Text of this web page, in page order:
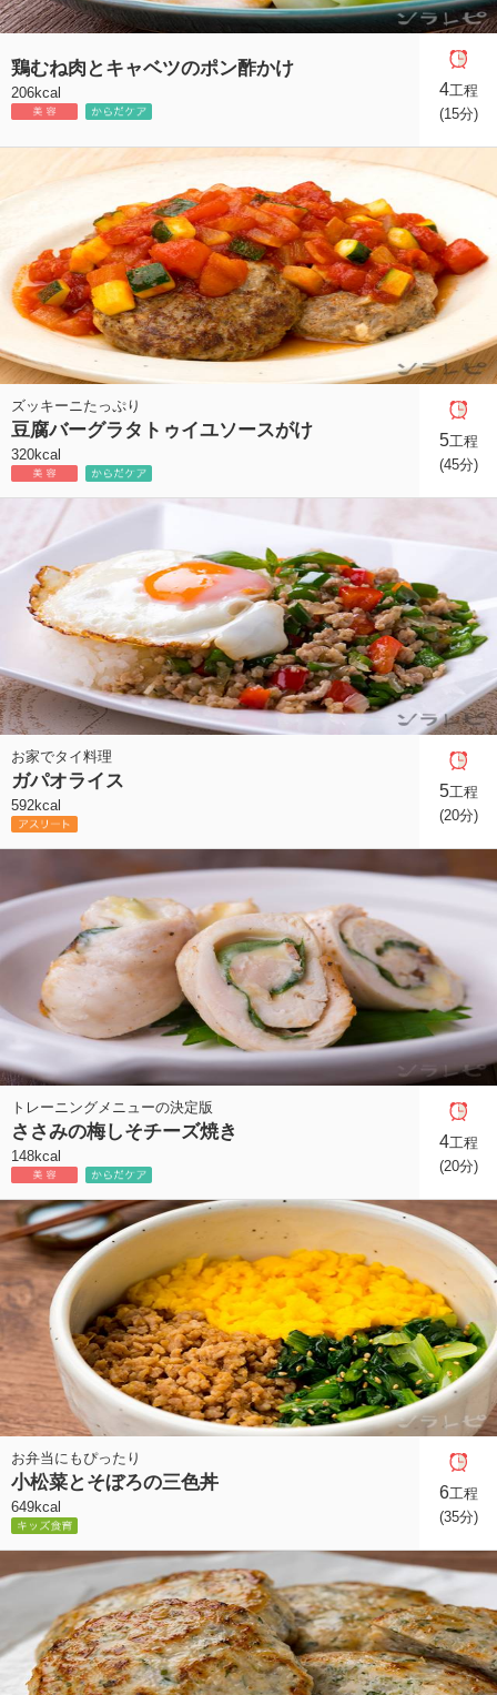
鶏むね肉とキャベツのポン酢かけ
206kcal 4工程
(15分)
ズッキーニたっぷり
豆腐バーグラタトゥイユソースがけ
320kcal
5工程
(45分)
お家でタイ料理
ガパオライス
592kcal
5工程
(20分)
トレーニングメニューの決定版
ささみの梅しそチーズ焼き
148kcal
4工程
(20分)
お弁当にもぴったり
小松菜とそぼろの三色丼
649kcal
6工程
(35分)